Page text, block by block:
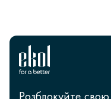
Розблокуйте